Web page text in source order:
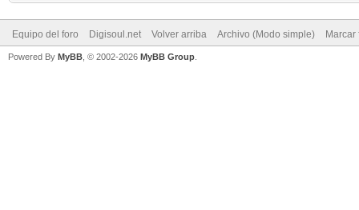
Equipo del foro Digisoul.net Volver arriba Archivo (Modo simple)
Powered By MyBB , © 2002-2026 MyBB Group